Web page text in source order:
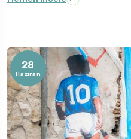
28
Haziran